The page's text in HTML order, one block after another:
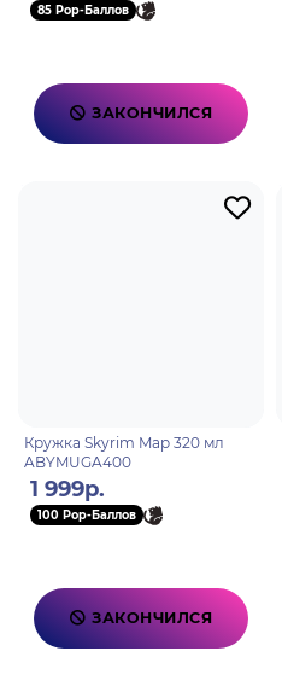
85 Pop-Баллов
ЗАКОНЧИЛСЯ
Кружка Skyrim Map 320 мл
ABYMUGA400
1 999р.
100 Pop-Баллов
ЗАКОНЧИЛСЯ